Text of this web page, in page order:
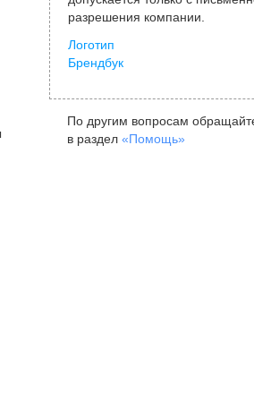
разрешения компании.
Логотип
Брендбук
По другим вопросам
в раздел «Помощь»